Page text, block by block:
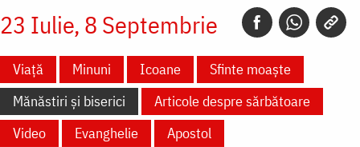
23 Iulie 8 Septembrie
Viață Minuni Icoane
Sfinte moaște
Mănăstiri și biserici
Articole despre sărbătoare
Video
Evanghelie Apostol